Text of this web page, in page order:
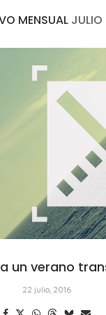
MENSUAL JULIO
un verano
22 julio, 2016